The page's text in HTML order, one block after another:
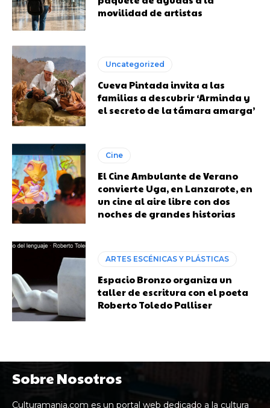
movilidad de artistas
Uncategorized
Cueva Pintada invita a las
familias a descubrir ‘Arminda y
el secreto de la támara amarga’
Cine
El Cine Ambulante de Verano
convierte Uga, en Lanzarote, en
un cine al aire libre con dos
noches de grandes historias
ARTES ESCÉNICAS Y PLÁSTICAS
Espacio Bronzo organiza un
taller de escritura con el poeta
Roberto Toledo Palliser
Sobre Nosotros
Culturamania.com es un portal web dedicado a la cultura